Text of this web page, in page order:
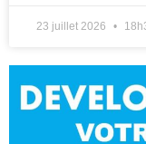
23 juillet 2026